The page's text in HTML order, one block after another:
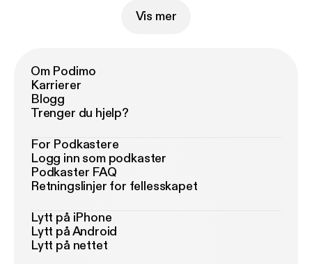
Vis mer
Om Podimo
Karrierer
Blogg
Trenger du hjelp?
For Podkastere
Logg inn som podkaster
Podkaster FAQ
Retningslinjer for fellesskapet
Lytt på iPhone
Lytt på Android
Lytt på nettet